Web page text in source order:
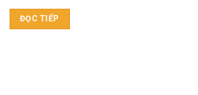
ĐỌC TIẾP